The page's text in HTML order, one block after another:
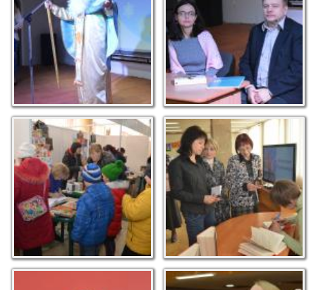
Чернієнко
Книжки від провідних
українських
видавництв зацікавили
і дорослих, і дітей
Черга за автографом Т.
Грунської
Співає Юлія Качула!